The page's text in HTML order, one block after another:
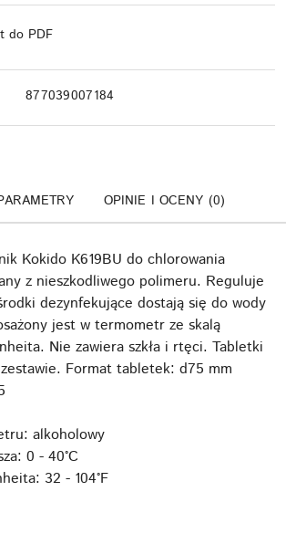
do PDF
877039007184
OPINIE I OCENY (0)
Kokido K619BU do chlorowania
z nieszkodliwego polimeru. Reguluje
dezynfekujące dostają się do wody
jest w termometr ze skalą
Nie zawiera szkła i rtęci. Tabletki
Format tabletek: d75 mm
alkoholowy
0 - 40°C
32 - 104°F